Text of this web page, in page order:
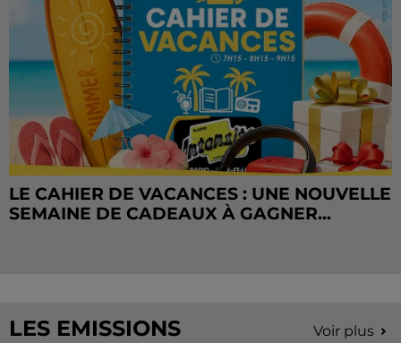
LE CAHIER DE VACANCES : UNE NOUVELLE
SEMAINE DE CADEAUX À GAGNER...
LES EMISSIONS Voir plus